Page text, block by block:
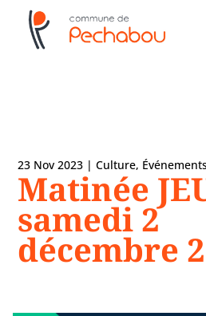
23 Nov 2023 |Culture,
Matinée
samedi 2
décembre